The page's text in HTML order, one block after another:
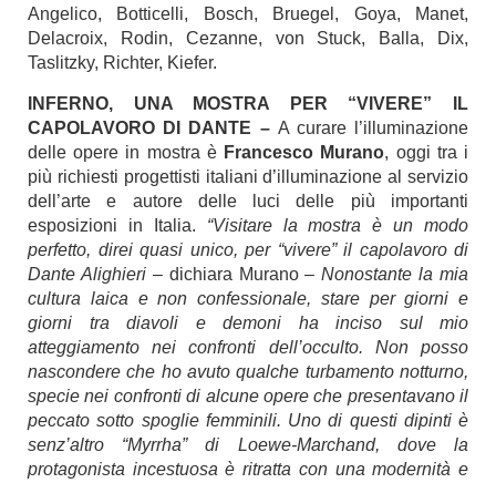
Angelico, Botticelli, Bosch, Bruegel, Goya, Manet,
Delacroix, Rodin, Cezanne, von Stuck, Balla, Dix,
Taslitzky, Richter, Kiefer.
INFERNO, UNA MOSTRA PER “VIVERE” IL
CAPOLAVORO DI DANTE – A curare l’illuminazione
delle opere in mostra è Francesco Murano, oggi tra i
più richiesti progettisti italiani d’illuminazione al servizio
dell’arte e autore delle luci delle più importanti
esposizioni in Italia. “Visitare la mostra è un modo
perfetto, direi quasi unico, per “vivere” il capolavoro di
Dante Alighieri – dichiara Murano –Nonostante la mia
cultura laica e non confessionale, stare per giorni e
giorni tra diavoli e demoni ha inciso sul mio
atteggiamento nei confronti dell’occulto.
Non posso
nascondere che ho avuto qualche turbamento notturno,
specie nei confronti di alcune opere che presentavano il
peccato sotto spoglie femminili. Uno di questi dipinti è
senz’altro “Myrrha” di Loewe-Marchand, dove la
protagonista incestuosa è ritratta con una modernità e